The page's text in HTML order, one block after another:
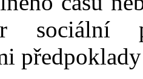
sociální